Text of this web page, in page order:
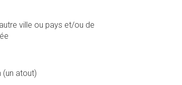
ville ou pays et/ou de
(un atout)